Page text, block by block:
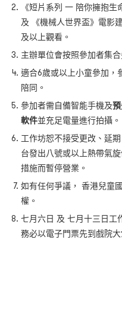
《短片系列 一 陪你擁抱生
及 《機械人世界盃》 電影
及以上觀看。
主辦單位會按照參加者集
適合6歲或以上小童參加，
陪同。
參加者需自備智能手機及
軟件並充足電量進行拍攝。
工作坊恕不接受更改、延
台發出八號或以上熱帶氣
措施而暫停營業。
如有任何爭議， 香港兒童
權。
七月六日 及 七月十三日工
務必以電子門票先到戲院